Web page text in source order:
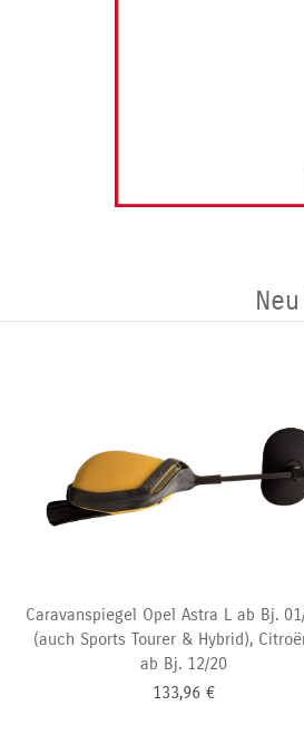
Caravanspiegel Opel Astra L ab Bj.
(auch Sports Tourer & Hybrid),
ab Bj. 12/20
133,96 €